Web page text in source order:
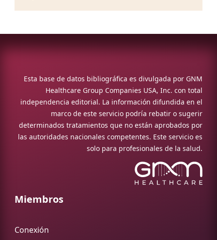
Esta base de datos bibliográfica es divulgada por GNM
Healthcare Group Companies USA, Inc. con total
independencia editorial. La información difundida en el
marco de este servicio podría rebatir o sugerir
determinados tratamientos que no están aprobados por
las autoridades nacionales competentes. Este servicio es
solo para profesionales de la salud.
Miembros
Conexión